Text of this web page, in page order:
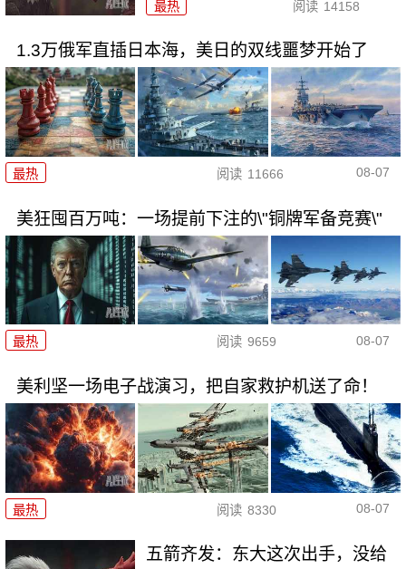
最热 阅读 14158
1.3万俄军直插日本海，美日的双线噩梦开始了
最热 阅读 11666 08-07
美狂囤百万吨：一场提前下注的\"铜牌军备竞赛\"
最热 阅读 9659 08-07
美利坚一场电子战演习，把自家救护机送了命！
最热 阅读 8330 08-07
五箭齐发：东大这次出手，没给